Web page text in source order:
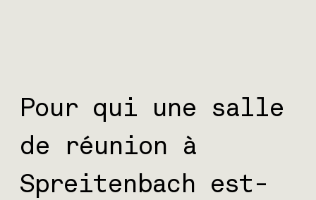
Pour qui une salle
de réunion à
Spreitenbach est-